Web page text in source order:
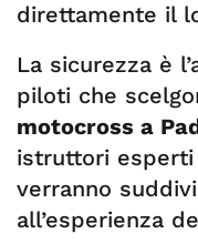
direttamente il
La sicurezza è
piloti che
motocross a
istruttori
verranno
all’esperienza